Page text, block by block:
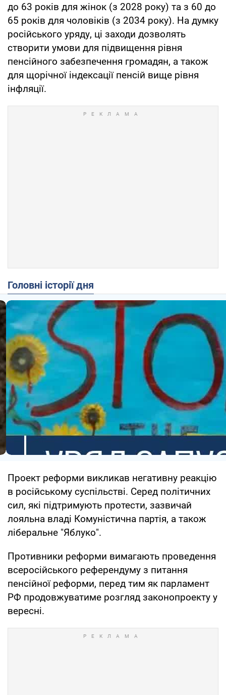
до 63 років для жінок (з 2028 року) та з 60 до
65 років для чоловіків (з 2034 року). На думку
російського уряду, ці заходи дозволять
створити умови для підвищення рівня
пенсійного забезпечення громадян, а також
для щорічної індексації пенсій вище рівня
інфляції.
Головні історії дня
Проект реформи викликав негативну реакцію
в російському суспільстві. Серед політичних
сил, які підтримують протести, зазвичай
лояльна владі Комуністична партія, а також
ліберальне "Яблуко".
Противники реформи вимагають проведення
всеросійського референдуму з питання
пенсійної реформи, перед тим як парламент
РФ продовжуватиме розгляд законопроекту у
вересні.